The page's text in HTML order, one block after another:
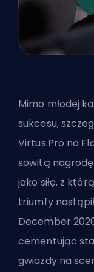
Mimo młodej
sukcesu,
Virtus.Pro na
sowitą
jako siłę, z
triumfy
December
cementując
gwiazdy na